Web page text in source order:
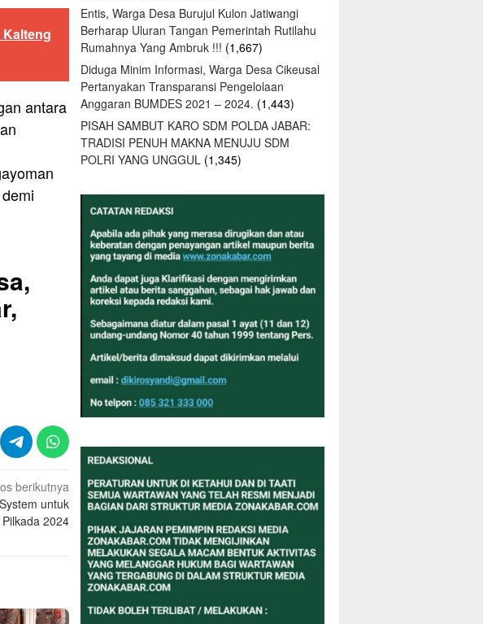
antara
berikutnya
untuk
2024
Entis, Warga Desa Burujul Kulon Jatiwangi
Berharap Uluran Tangan Pemerintah Rutilahu
Rumahnya Yang Ambruk !!! (1,667)
Diduga Minim Informasi, Warga Desa Cikeusal
Pertanyakan Transparansi Pengelolaan
Anggaran BUMDES 2021 – 2024. (1,443)
PISAH SAMBUT KARO SDM POLDA JABAR:
TRADISI PENUH MAKNA MENUJU SDM
POLRI YANG UNGGUL (1,345)